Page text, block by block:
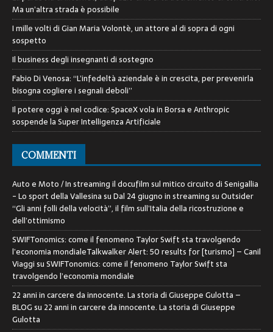
Ma un’altra strada è possibile
I mille volti di Gian Maria Volontè, un attore al di sopra di ogni
sospetto
Il business degli insegnanti di sostegno
Fabio Di Venosa: “L’infedeltà aziendale è in crescita, per prevenirla
bisogna cogliere i segnali deboli”
Il potere oggi è nel codice: SpaceX vola in Borsa e Anthropic
sospende la Super Intelligenza Artificiale
COMMENTI
Auto e Moto / In streaming il docufilm sul mitico circuito di Senigallia
- Lo sport della VallesinasuDal 24 giugno in streaming su Outsider
“Gli anni folli della velocità”, il film sull’Italia della ricostruzione e
dell’ottimismo
SWIFTonomics: come il fenomeno Taylor Swift sta travolgendo
l’economia mondialeTalkwalker Alert: 50 results for [turismo] – Canil
ViaggisuSWIFTonomics: come il fenomeno Taylor Swift sta
travolgendo l’economia mondiale
22 anni in carcere da innocente. La storia di Giuseppe Gulotta –
BLOGsu 22 anni in carcere da innocente. La storia di Giuseppe
Gulotta